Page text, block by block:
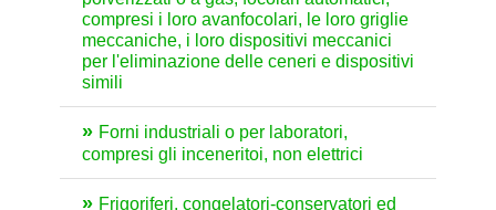
compresi i loro avanfocolari, le loro griglie
meccaniche, i loro dispositivi meccanici
per l'eliminazione delle ceneri e dispositivi
simili
Forni industriali o per laboratori,
compresi gli inceneritoi, non elettrici
Frigoriferi, congelatori-conservatori ed